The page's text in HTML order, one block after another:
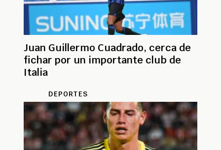
Juan Guillermo Cuadrado, cerca de
fichar por un importante club de
Italia
DEPORTES